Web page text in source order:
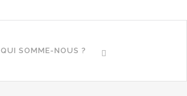
QUI SOMME-NOUS ?